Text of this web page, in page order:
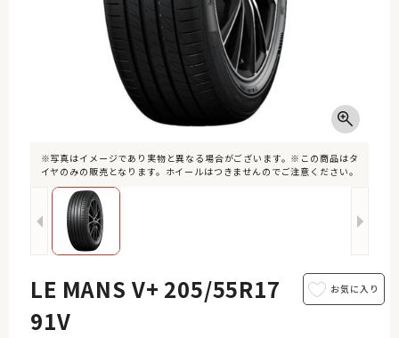
※写真はイメージであり実物と異なる場合がございます。※この商品はタ
イヤのみの販売となります。ホイールはつきませんのでご注意ください。
LE MANS V+ 205/55R17
91V